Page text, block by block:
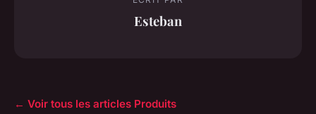
Esteban
← Voir tous les articles Produits